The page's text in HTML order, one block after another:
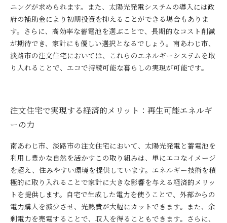
ニングが求められます。また、太陽光発電システムの導入には政
府の補助金により初期投資を抑えることができる場合もありま
す。さらに、高効率な蓄電池を選ぶことで、長期的なコスト削減
が期待でき、家計にも優しい選択となるでしょう。南あわじ市、
淡路市の注文住宅においては、これらのエネルギーシステムを取
り入れることで、エコで持続可能な暮らしの実現が可能です。
注文住宅で実現する経済的メリット：再生可能エネルギ
ーの力
南あわじ市、淡路市の注文住宅において、太陽光発電と蓄電池を
利用し豊かな自然を活かすこの取り組みは、単にエコなイメージ
を超え、住みやすい環境を提供しています。エネルギー技術を積
極的に取り入れることで家計に大きな影響を与える経済的メリッ
トを提供します。自宅で生成した電力を使うことで、外部からの
電力購入を減少させ、光熱費が大幅にカットできます。また、余
剰電力を売電することで、収入を得ることもできます。さらに、